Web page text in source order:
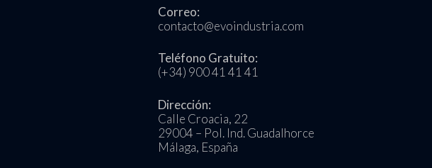
Correo:
contacto@evoindustria.com
Teléfono Gratuito:
(+34) 900 41 41 41
Dirección:
Calle Croacia, 22
29004 – Pol. Ind. Guadalhorce
Málaga, España